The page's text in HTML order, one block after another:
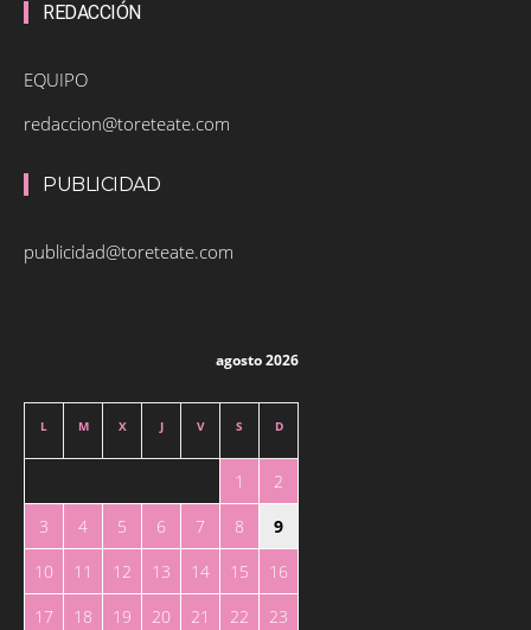
REDACCIÓN
EQUIPO
redaccion@toreteate.com
PUBLICIDAD
publicidad@toreteate.com
agosto 2026
L M X J V S D
1
2
3
4 5 6 7 8
9
10
11 12 13 14 15
16
17
18 19 20 21 22
23